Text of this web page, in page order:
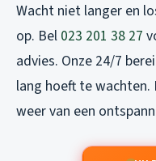
Wacht niet langer en
op. Bel 023 201 38 27
advies. Onze 24/7
lang hoeft te wachten.
weer van een